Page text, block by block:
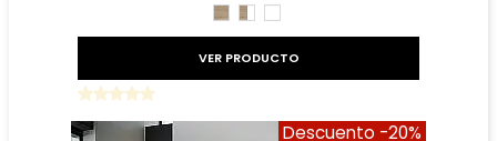
CAMBRIAN
CAMBRIAN/BLANCO
BLANCO
VER PRODUCTO
Descuento -20%